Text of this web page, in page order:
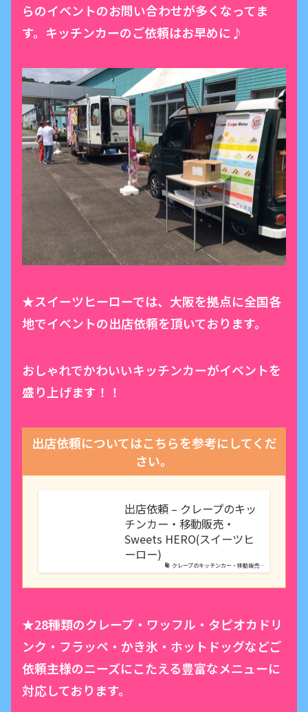
らのイベントのお問い合わせが多くなってま
す。キッチンカーのご依頼はお早めに♪
★スイーツヒーローでは、大阪を拠点に全国各
地でイベントの出店依頼を頂いております。
おしゃれでかわいいキッチンカーがイベントを
盛り上げます！！
出店依頼についてはこちらを参考にしてくだ
さい。
クレープのキッチンカー・移動販売…
出店依頼 – クレープのキッ
チンカー・移動販売・
Sweets HERO(スイーツヒ
ーロー)
★28種類のクレープ・ワッフル・タピオカドリ
ンク・フラッペ・かき氷・ホットドッグなどご
依頼主様のニーズにこたえる豊富なメニューに
対応しております。